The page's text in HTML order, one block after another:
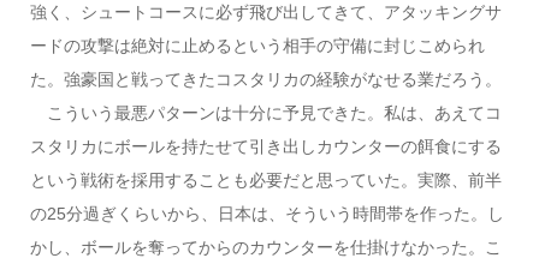
強く、シュートコースに必ず飛び出してきて、アタッキングサ
ードの攻撃は絶対に止めるという相手の守備に封じこめられ
た。強豪国と戦ってきたコスタリカの経験がなせる業だろう。
こういう最悪パターンは十分に予見できた。私は、あえてコ
スタリカにボールを持たせて引き出しカウンターの餌食にする
という戦術を採用することも必要だと思っていた。実際、前半
の25分過ぎくらいから、日本は、そういう時間帯を作った。し
かし、ボールを奪ってからのカウンターを仕掛けなかった。こ